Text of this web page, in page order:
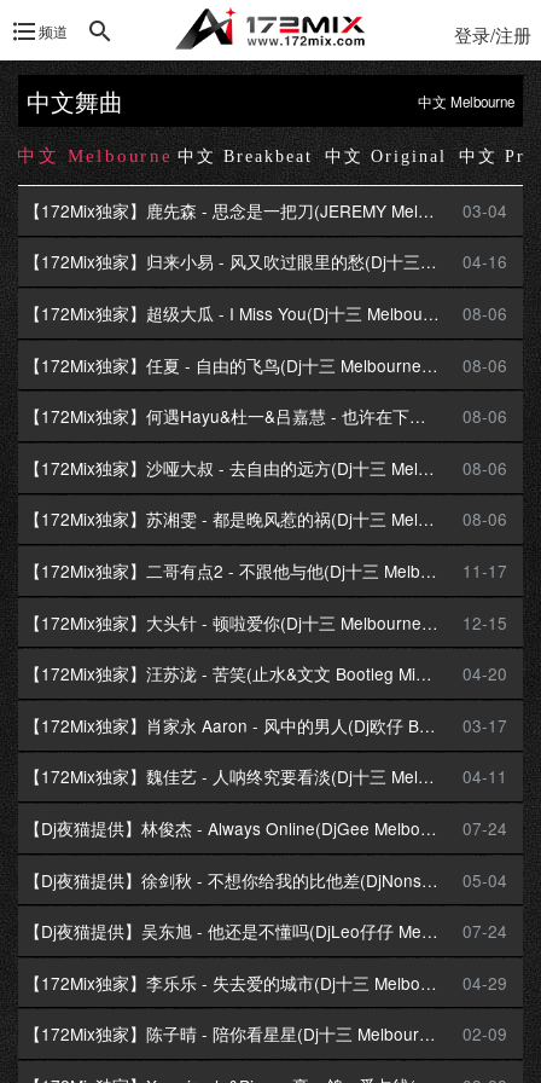
频道 登录/注册
中文舞曲 中文 Melbourne
中文 Melbourne 中文 Breakbeat 中文 Original 中文
【172Mix独家】鹿先森 - 思念是一把刀(JEREMY Melbourne Mix国语男) 03-04
【172Mix独家】归来小易 - 风又吹过眼里的愁(Dj十三 Melbourne Mix国语女) 04-16
【172Mix独家】超级大瓜 - I Miss You(Dj十三 Melbourne Mix国语女) 08-06
【172Mix独家】任夏 - 自由的飞鸟(Dj十三 Melbourne Mix国语女) 08-06
【172Mix独家】何遇Hayu&杜一&吕嘉慧 - 也许在下雨天(Dj十三 Melbourne Mix国语女) 08-06
【172Mix独家】沙哑大叔 - 去自由的远方(Dj十三 Melbourne Mix国语男) 08-06
【172Mix独家】苏湘雯 - 都是晚风惹的祸(Dj十三 Melbourne Mix国语女) 08-06
【172Mix独家】二哥有点2 - 不跟他与他(Dj十三 Melbourne Mix粤语男) 11-17
【172Mix独家】大头针 - 顿啦爱你(Dj十三 Melbourne Mix国语男) 12-15
【172Mix独家】汪苏泷 - 苦笑(止水&文文 Bootleg Mix国语男) 04-20
【172Mix独家】肖家永 Aaron - 风中的男人(Dj欧仔 Bounce Mix粤语男) 03-17
【172Mix独家】魏佳艺 - 人呐终究要看淡(Dj十三 Melbourne Mix国语女) 04-11
【Dj夜猫提供】林俊杰 - Always Online(DjGee Melbourne Mix国语男) 07-24
【Dj夜猫提供】徐剑秋 - 不想你给我的比他差(DjNonsense Melbourne Mix国语男) 05-04
【Dj夜猫提供】吴东旭 - 他还是不懂吗(DjLeo仔仔 Melbourne Mix国语男) 07-24
【172Mix独家】李乐乐 - 失去爱的城市(Dj十三 Melbourne Mix国语女) 04-29
【172Mix独家】陈子晴 - 陪你看星星(Dj十三 Melbourne Mix国语女) 02-09